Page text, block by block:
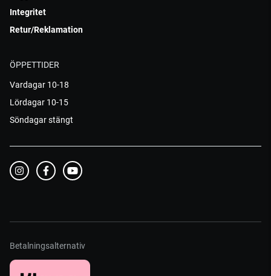
Integritet
Retur/Reklamation
ÖPPETTIDER
Vardagar 10-18
Lördagar 10-15
Söndagar stängt
Betalningsalternativ